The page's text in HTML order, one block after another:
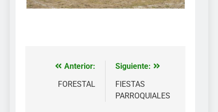
Navegación
Anterior:
FORESTAL
Siguiente:
FIESTAS
PARROQUIALES